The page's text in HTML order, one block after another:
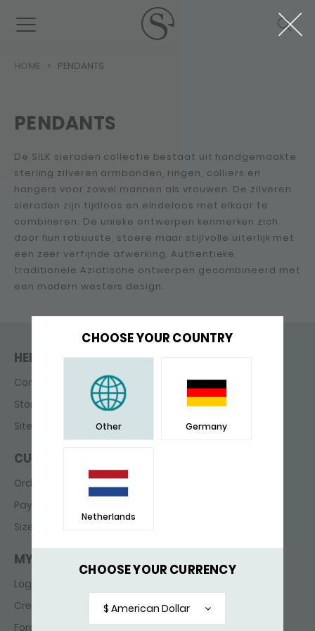
CHOOSE YOUR COUNTRY
Other Germany
Netherlands
CHOOSE YOUR CURRENCY
$ American Dollar
HOME PENDANTS
PENDANTS
De SILK sieraden collectie bestaat uit handgemaakte
sterling zilveren armbanden, ringen, colliers en
hangers voor zowel mannen als vrouwen. De zilveren
sieraden zijn tijdloos en eindeloos met elkaar te
combineren. De unieke ontwerpen kenmerken zich
door hun robuuste, stoere maar stijlvolle uiterlijk met
een zeer verfijnde afwerking. Authentieke,
traditionele Aziatische ontwerpen gecombineerd met
een modern westers design.
HELP & CONTACT
Contact
Store finder
Sitemap
CUSTOMER SERVICE
Ordering & delivery
Payments
Sizes
MY ACCOUNT
Login
Create account
Forgot password